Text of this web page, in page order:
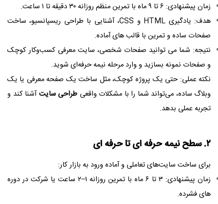
زمان پیشنهادی: ۶ تا ۹ ماه با تمرین منظم روزانه ۳۰ دقیقه تا ۱ ساعت.
هدف: یادگیری HTML و CSS، آشنایی با طراحی ریسپانسیو، ساخت
صفحات ساده و تمرین با قالب‌ های آماده.
نتیجه: شما می‌ توانید صفحات شخصی، سایت معرفی کسب‌وکار کوچک
و صفحات نمونه بسازید و وارد مرحله نیمه‌ حرفه‌ای شوید.
نکته عملی: حتی یک پروژه کوچک، مثل ساخت یک صفحه معرفی یا یک
وبلاگ ساده، می‌تواند شما را با مشکلات واقعی طراحی سایتآشنا کند و
تجربه عملی بدهد.
۲. سطح نیمه‌ حرفه‌ ای تا حرفه‌ ای
برای ساخت سایت‌های تعاملی و آماده ورود به بازار کار:
زمان پیشنهادی: ۳ تا ۶ ماه با تمرین روزانه ۱–۲ ساعت یا شرکت در دوره‌
های فشرده.